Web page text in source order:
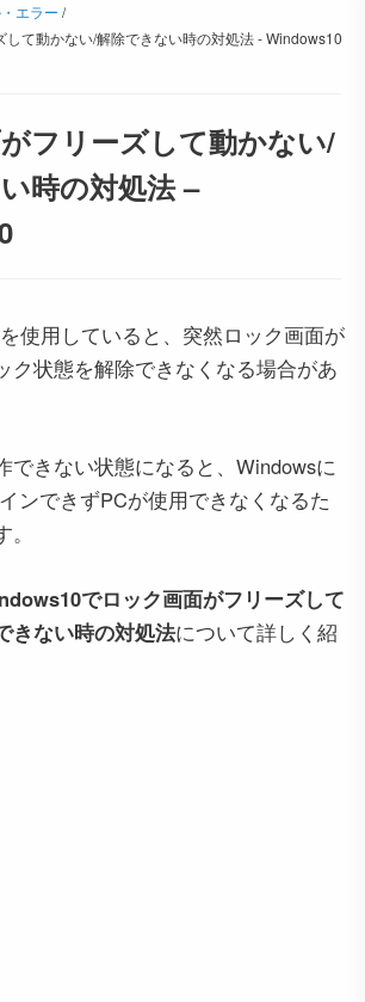
エラー /
て動かない/解除できない時の対処法 - Windows10
フリーズして動かない/
時の対処法 –
使用していると、突然ロック画面が
ク状態を解除できなくなる場合があ
できない状態になると、Windowsに
ンできずPCが使用できなくなるた
でロック画面がフリーズして
きない時の対処法について詳しく紹